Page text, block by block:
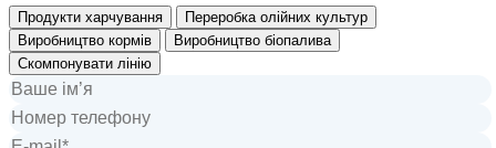
Продукти харчування
Переробка олійних культур
Виробництво кормів
Виробництво біопалива
Скомпонувати лінію